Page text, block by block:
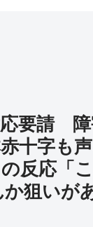
要請
十字も
反応「
狙いが